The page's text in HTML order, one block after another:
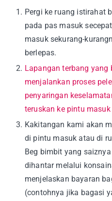
1 . Pergi ke ruang istirahat
pada pas masuk
masuk sekurang-
berlepas.
2. Lapangan terbang yang
menjalankan proses
penyaringan
teruskan ke pintu
3. Kakitangan kami akan
di pintu masuk atau di
Beg bimbit yang
dihantar melalui
menjelaskan bayaran
(contohnya jika bagasi